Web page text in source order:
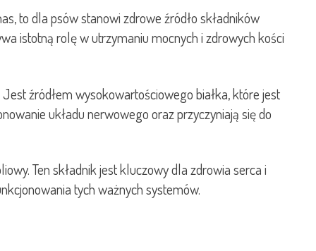
to dla psów stanowi zdrowe źródło składników
istotną rolę w utrzymaniu mocnych i zdrowych kości
źródłem wysokowartościowego białka, które jest
układu nerwowego oraz przyczyniają się do
Ten składnik jest kluczowy dla zdrowia serca i
tych ważnych systemów.